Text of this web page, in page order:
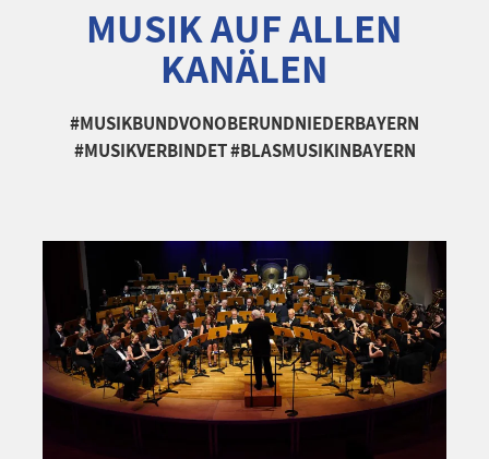
MUSIK AUF ALLEN
KANÄLEN
#MUSIKBUNDVONOBERUNDNIEDERBAYERN
#MUSIKVERBINDET #BLASMUSIKINBAYERN